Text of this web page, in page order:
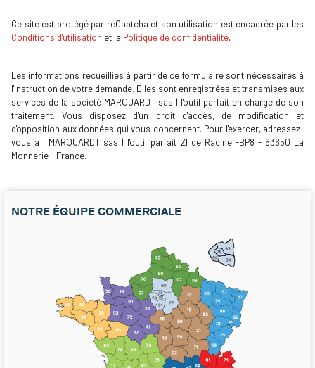
Ce site est protégé par reCaptcha et son utilisation est encadrée par les
Conditions d'utilisation et la Politique de confidentialité.
Les informations recueillies à partir de ce formulaire sont nécessaires à
l'instruction de votre demande. Elles sont enregistrées et transmises aux
services de la société MARQUARDT sas | l'outil parfait en charge de son
traitement. Vous disposez d'un droit d'accès, de modification et
d'opposition aux données qui vous concernent. Pour l'exercer, adressez-
vous à : MARQUARDT sas | l'outil parfait ZI de Racine -BP8 - 63650 La
Monnerie - France.
NOTRE ÉQUIPE COMMERCIALE